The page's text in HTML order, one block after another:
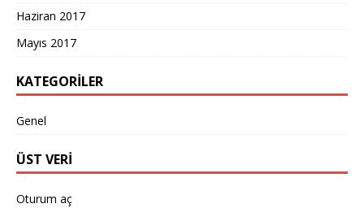
Haziran 2017
Mayıs 2017
KATEGORILER
Genel
ÜST VERI
Oturum aç